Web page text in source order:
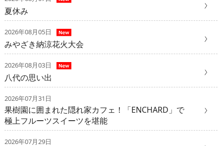
夏休み
2026年08月05日
みやざき納涼花火大会
2026年08月03日
八代の思い出
2026年07月31日
果樹園に囲まれた隠れ家カフェ！「ENCHARD」で
極上フルーツスイーツを堪能
2026年07月29日